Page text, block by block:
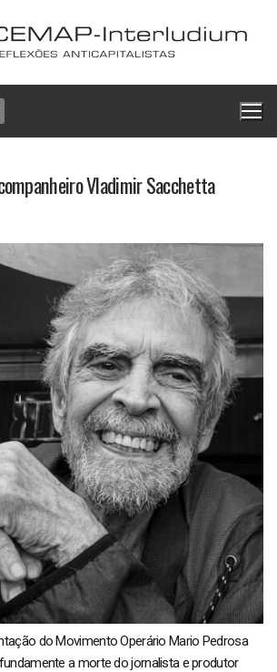
Vladimir Sacchetta
do Movimento Operário Mario Pedrosa
a morte do jornalista e produtor